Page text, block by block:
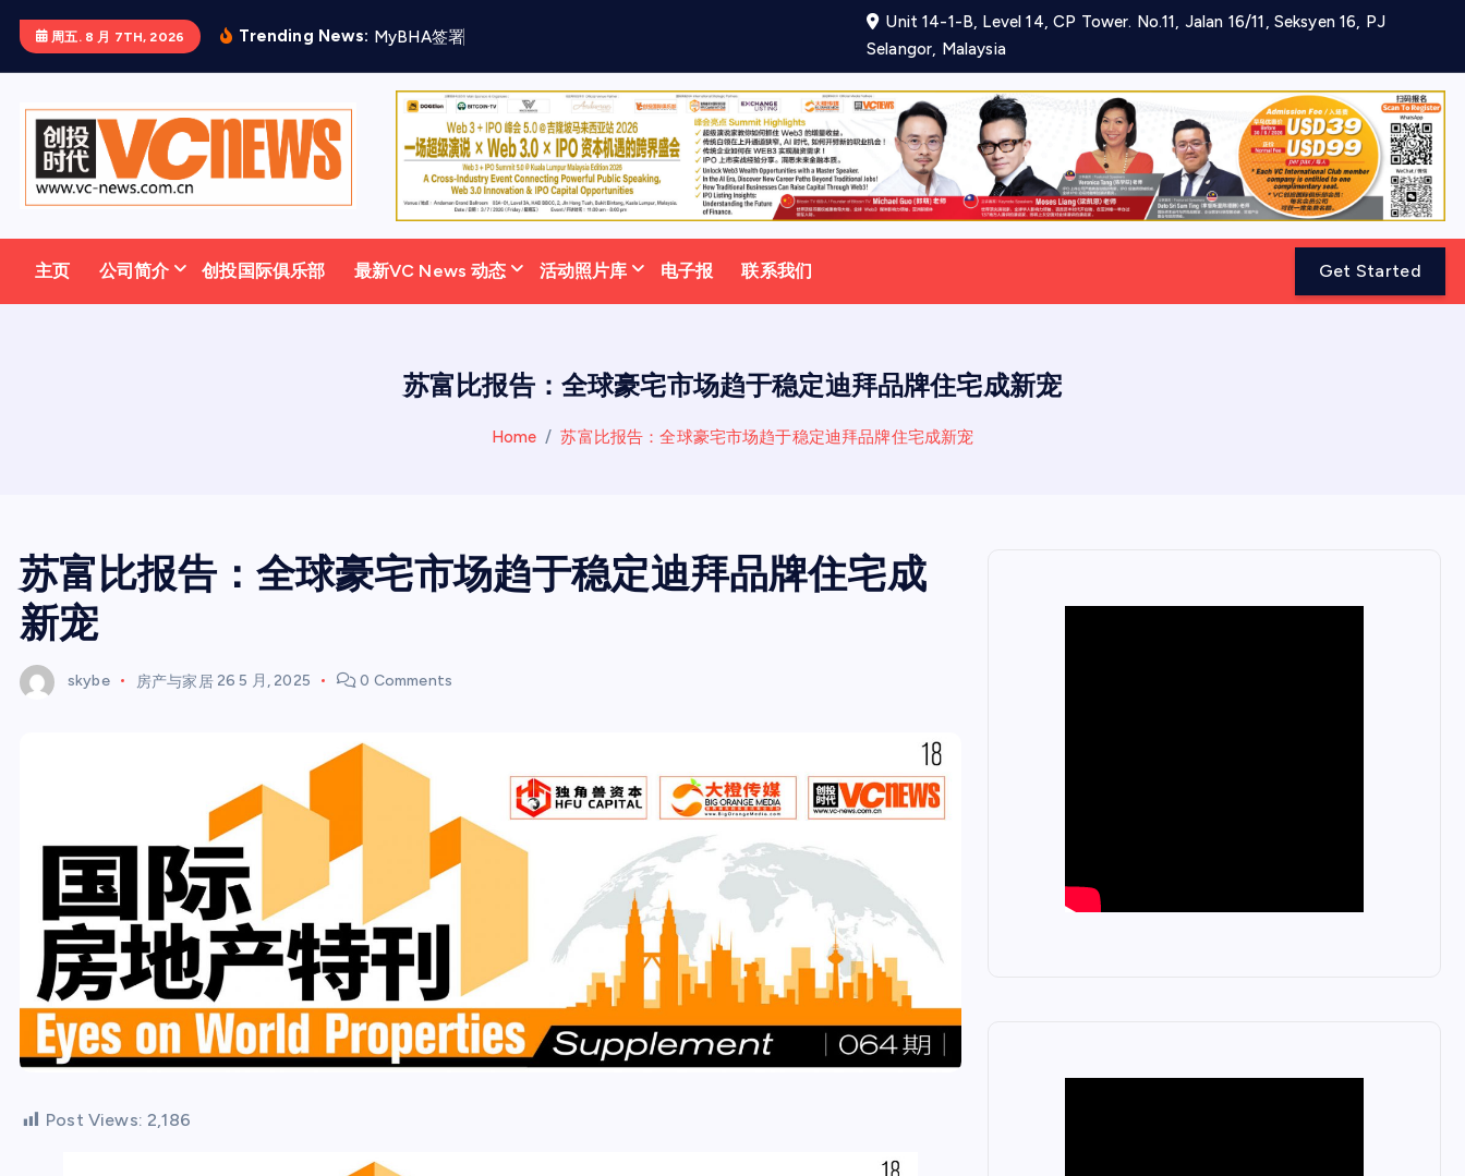
正
周五. 8 月 7TH, 2026 Trending News: MyBHA签署
Unit 14-1-B, Level 14, CP Tower. No.11, Jalan 16/11, Seksyen 16, PJ
Selangor, Malaysia
主页 公司简介 创投国际俱乐部 最新VC News 动态 活动照片库 电子报 联系我们 Get Started
苏富比报告：全球豪宅市场趋于稳定迪拜品牌住宅成新宠
Home 苏富比报告：全球豪宅市场趋于稳定迪拜品牌住宅成新宠
苏富比报告：全球豪宅市场趋于稳定迪拜品牌住宅成
新宠
skybe 房产与家居 26 5 月, 2025 0 Comments
Post Views: 2,186